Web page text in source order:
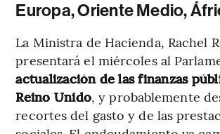
Europa, Oriente Medio,
La Ministra de Hacienda, Rachel
presentará el miércoles al
actualización de las finanzas
Reino Unido, y probablemente
recortes del gasto y de las